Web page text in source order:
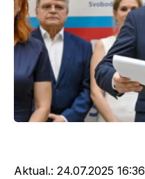
Aktual.: 24.07.2025 16:36